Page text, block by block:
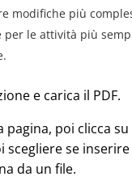
modifiche più
per le attività più
e carica il PDF.
pagina, poi clicca
scegliere se
da un file.